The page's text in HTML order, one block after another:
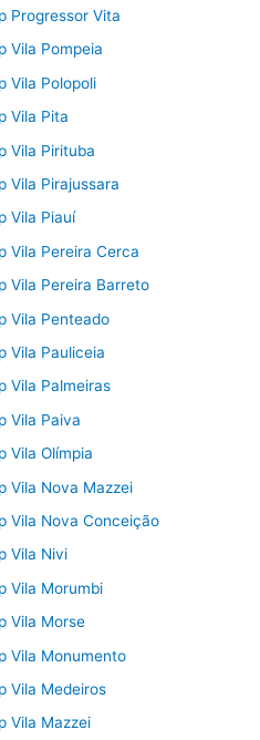
Progressor Vita
Vila Pompeia
Vila Polopoli
Vila Pita
Vila Pirituba
Vila Pirajussara
Vila Piauí
Vila Pereira Cerca
Vila Pereira Barreto
Vila Penteado
Vila Pauliceia
Vila Palmeiras
Vila Paiva
Vila Olímpia
Vila Nova Mazzei
Vila Nova Conceição
Vila Nivi
Vila Morumbi
Vila Morse
Vila Monumento
Vila Medeiros
Vila Mazzei